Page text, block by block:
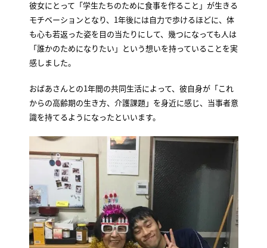
彼女にとって「学生たちのために食事を作ること」が生きる
モチベーションとなり、1年後には自力で歩けるほどに、体
も心も若返った姿を目の当たりにして、幾つになっても人は
「誰かのためになりたい」という想いを持っていることを実
感しました。
おばあさんとの1年間の共同生活によって、彼自身が「これ
からの高齢期の生き方、介護課題」を身近に感じ、当事者意
識を持てるようになったといいます。